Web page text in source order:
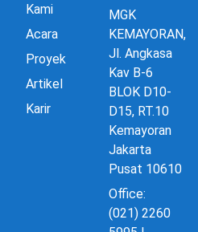
Kami
Acara
Proyek
Artikel
Karir
MGK
KEMAYORAN,
Jl. Angkasa
Kav B-6
BLOK D10-
D15, RT.10
Kemayoran
Jakarta
Pusat 10610
Office:
(021) 2260